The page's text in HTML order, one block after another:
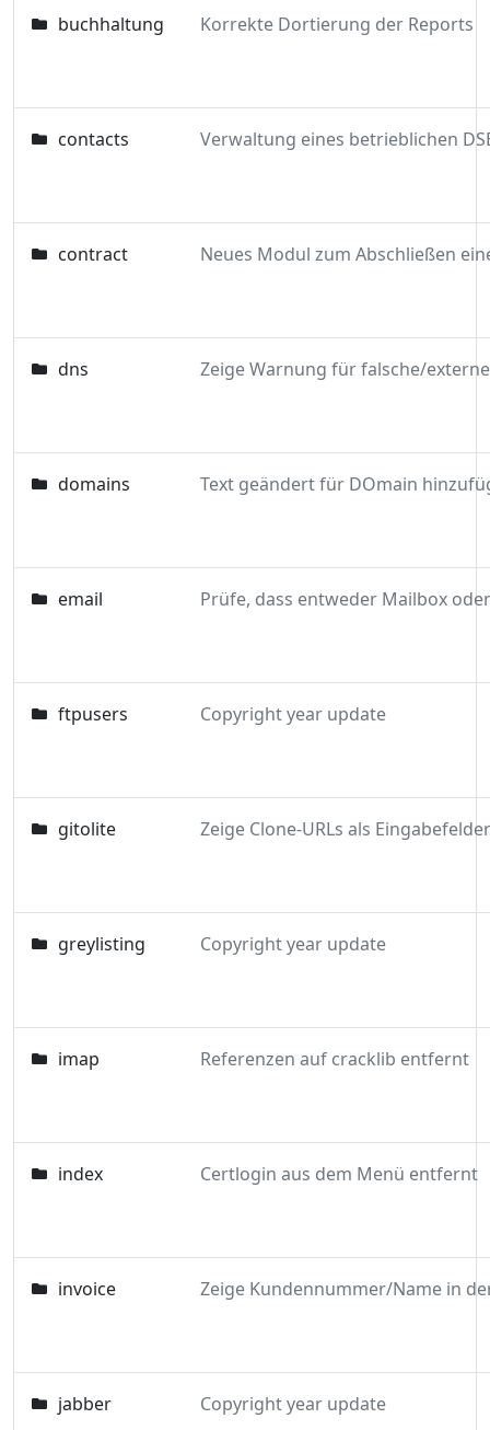
buchhaltung Korrekte Dortierung der Reports
contacts Verwaltung eines betrieblichen
contract
dns
domains
email
ftpusers Copyright year update
gitolite
greylisting Copyright year update
imap Referenzen auf cracklib entfernt
index Certlogin aus dem Menü entfernt
invoice
jabber Copyright year update